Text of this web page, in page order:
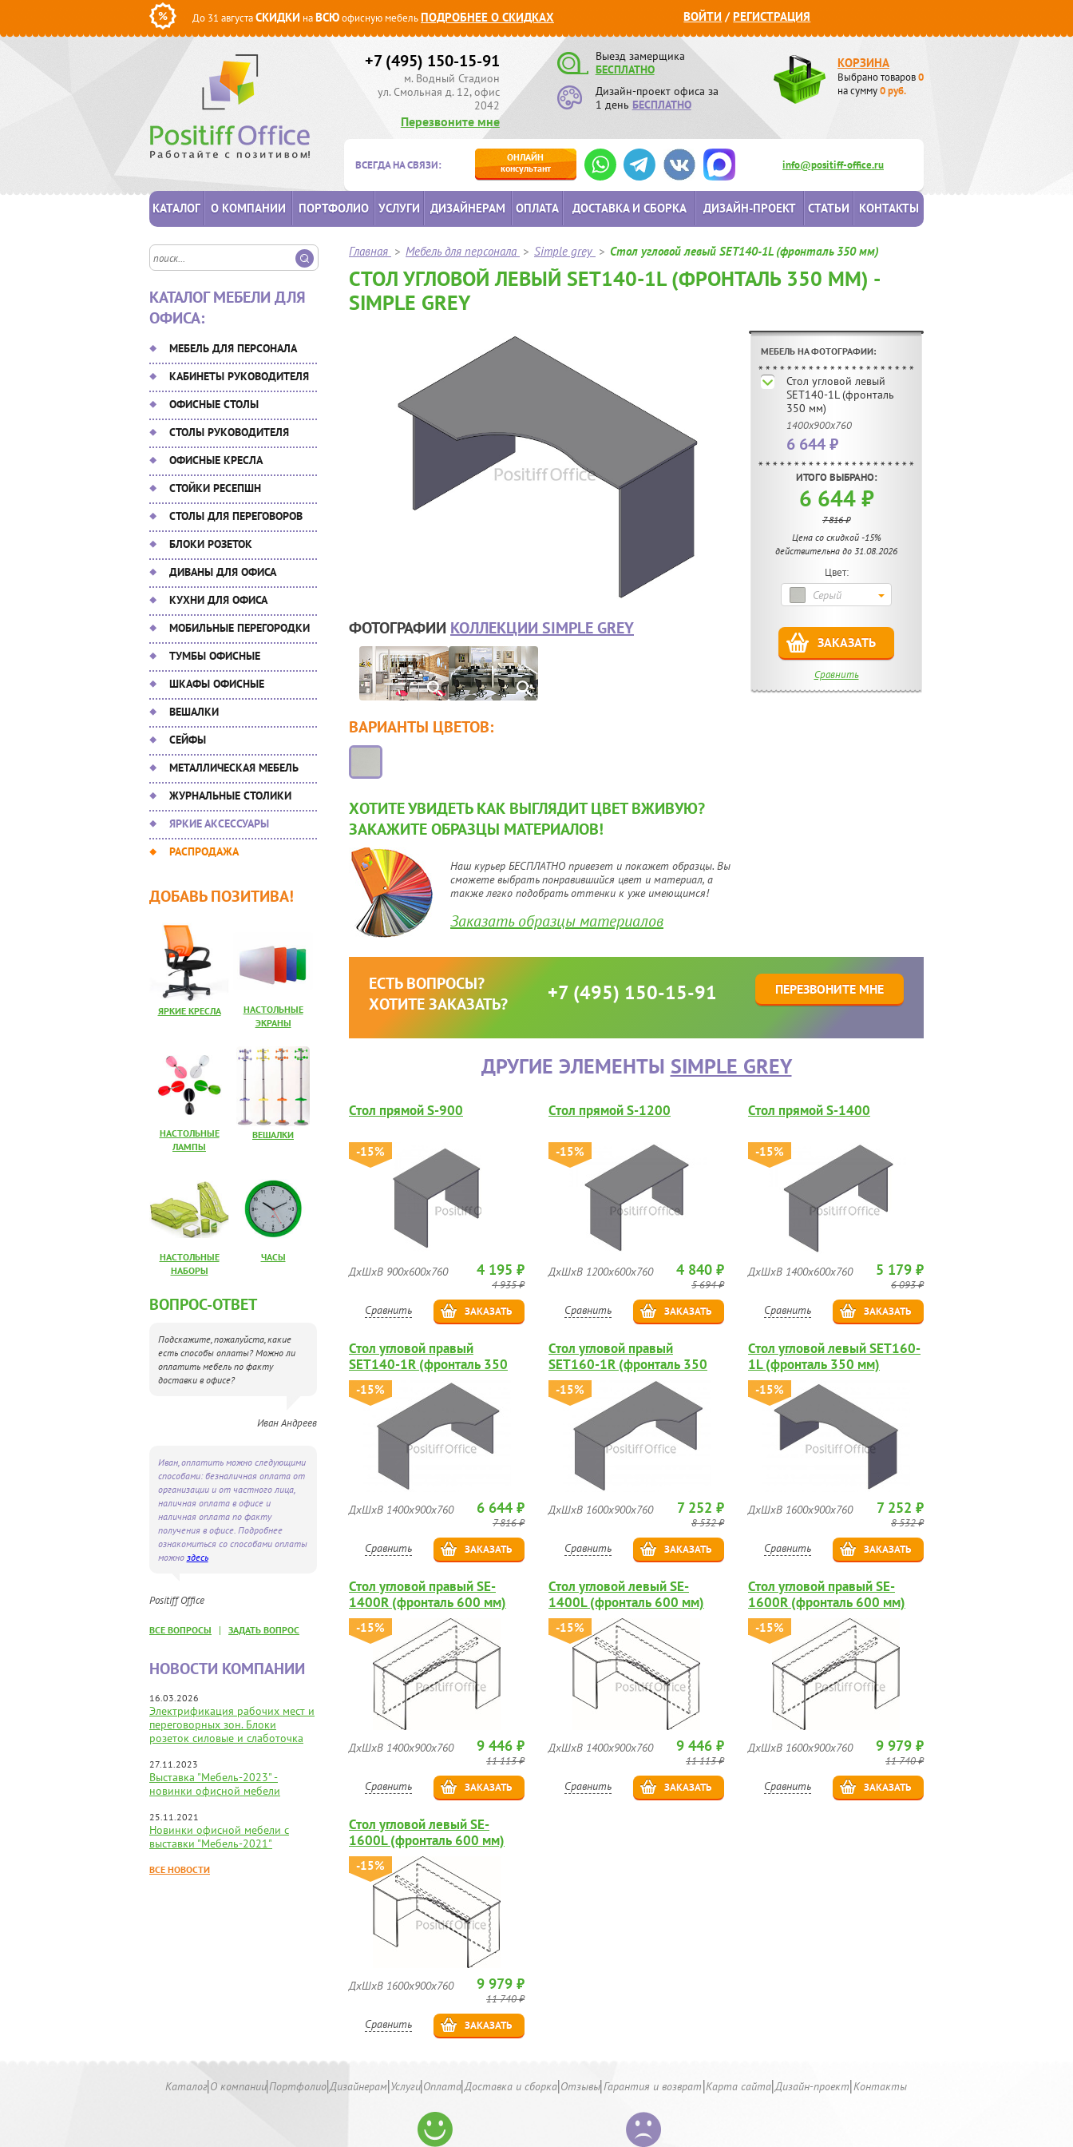
До 31 августаСКИДКИ наВСЮофисную мебельПОДРОБНЕЕ О СКИДКАХ ВОЙТИ /РЕГИСТРАЦИЯ
+7 (495) 150-15-91
м. Водный Стадион
ул. Смольная д. 12, офис
2042
Перезвоните мне
Выезд замерщика
БЕСПЛАТНО
Дизайн-проект офиса за
1 день БЕСПЛАТНО
КОРЗИНА
Выбрано товаров0
на сумму0руб.
ВСЕГДА НА СВЯЗИ:
ОНЛАЙН
консультант
info@positiff-office.ru
КАТАЛОГ О КОМПАНИИ ПОРТФОЛИО УСЛУГИ ДИЗАЙНЕРАМ ОПЛАТА ДОСТАВКА И СБОРКА ДИЗАЙН-ПРОЕКТ СТАТЬИ КОНТАКТЫ
КАТАЛОГ МЕБЕЛИ ДЛЯ
ОФИСА:
МЕБЕЛЬ ДЛЯ ПЕРСОНАЛА
КАБИНЕТЫ РУКОВОДИТЕЛЯ
ОФИСНЫЕ СТОЛЫ
СТОЛЫ РУКОВОДИТЕЛЯ
ОФИСНЫЕ КРЕСЛА
СТОЙКИ РЕСЕПШН
СТОЛЫ ДЛЯ ПЕРЕГОВОРОВ
БЛОКИ РОЗЕТОК
ДИВАНЫ ДЛЯ ОФИСА
КУХНИ ДЛЯ ОФИСА
МОБИЛЬНЫЕ ПЕРЕГОРОДКИ
ТУМБЫ ОФИСНЫЕ
ШКАФЫ ОФИСНЫЕ
ВЕШАЛКИ
СЕЙФЫ
МЕТАЛЛИЧЕСКАЯ МЕБЕЛЬ
ЖУРНАЛЬНЫЕ СТОЛИКИ
ЯРКИЕ АКСЕССУАРЫ
РАСПРОДАЖА
ДОБАВЬ ПОЗИТИВА!
ЯРКИЕ КРЕСЛА
НАСТОЛЬНЫЕ
ЭКРАНЫ
НАСТОЛЬНЫЕ
ЛАМПЫ
ВЕШАЛКИ
НАСТОЛЬНЫЕ
НАБОРЫ
ЧАСЫ
ВОПРОС-ОТВЕТ
Подскажите, пожалуйста, какие
есть способы оплаты? Можно ли
оплатить мебель по факту
доставки в офисе?
Иван Андреев
Иван, оплатить можно следующими
способами: безналичная оплата от
организации и от частного лица,
наличная оплата в офисе и
наличная оплата по факту
получения в офисе. Подробнее
ознакомиться со способами оплаты
можно здесь
Positiff Office
ВСЕ ВОПРОСЫ | ЗАДАТЬ ВОПРОС
НОВОСТИ КОМПАНИИ
16.03.2026
Электрификация рабочих мест и
переговорных зон. Блоки
розеток силовые и слаботочка
27.11.2023
Выставка "Мебель-2023" -
новинки офисной мебели
25.11.2021
Новинки офисной мебели с
выставки "Мебель-2021"
ВСЕ НОВОСТИ
Главная > Мебель для персонала > Simple grey > Стол угловой левый SET140-1L (фронталь 350 мм)
СТОЛ УГЛОВОЙ ЛЕВЫЙ SET140-1L (ФРОНТАЛЬ 350 ММ) -
SIMPLE GREY
ФОТОГРАФИИ КОЛЛЕКЦИИ SIMPLE GREY
МЕБЕЛЬ НА ФОТОГРАФИИ:
Стол угловой левый
SET140-1L (фронталь
350 мм)
1400х900х760
6 644 ₽
ИТОГО ВЫБРАНО:
6 644 ₽
7 816 ₽
Цена со скидкой -15%
действительна до 31.08.2026
Цвет:
Серый
ЗАКАЗАТЬ
Сравнить
ВАРИАНТЫ ЦВЕТОВ:
ХОТИТЕ УВИДЕТЬ КАК ВЫГЛЯДИТ ЦВЕТ ВЖИВУЮ?
ЗАКАЖИТЕ ОБРАЗЦЫ МАТЕРИАЛОВ!
Наш курьер БЕСПЛАТНО привезет и покажет образцы. Вы
сможете выбрать понравившийся цвет и материал, а
также легко подобрать оттенки к уже имеющимся!
Заказать образцы материалов
ЕСТЬ ВОПРОСЫ?
ХОТИТЕ ЗАКАЗАТЬ?
+7 (495) 150-15-91 ПЕРЕЗВОНИТЕ МНЕ
ДРУГИЕ ЭЛЕМЕНТЫ SIMPLE GREY
Стол прямой S-900
-15%
ДхШхВ 900х600х760 4 195 ₽
4 935 ₽
Сравнить ЗАКАЗАТЬ
Стол прямой S-1200
-15%
ДхШхВ 1200х600х760 4 840 ₽
5 694 ₽
Сравнить ЗАКАЗАТЬ
Стол прямой S-1400
-15%
ДхШхВ 1400х600х760 5 179 ₽
6 093 ₽
Сравнить ЗАКАЗАТЬ
Стол угловой правый
SET140-1R (фронталь 350
мм)
-15%
ДхШхВ 1400х900х760 6 644 ₽
7 816 ₽
Сравнить ЗАКАЗАТЬ
Стол угловой правый
SET160-1R (фронталь 350
мм)
-15%
ДхШхВ 1600х900х760 7 252 ₽
8 532 ₽
Сравнить ЗАКАЗАТЬ
Стол угловой левый SET160-
1L (фронталь 350 мм)
-15%
ДхШхВ 1600х900х760 7 252 ₽
8 532 ₽
Сравнить ЗАКАЗАТЬ
Стол угловой правый SE-
1400R (фронталь 600 мм)
-15%
ДхШхВ 1400х900х760 9 446 ₽
11 113 ₽
Сравнить ЗАКАЗАТЬ
Стол угловой левый SE-
1400L (фронталь 600 мм)
-15%
ДхШхВ 1400х900х760 9 446 ₽
11 113 ₽
Сравнить ЗАКАЗАТЬ
Стол угловой правый SE-
1600R (фронталь 600 мм)
-15%
ДхШхВ 1600х900х760 9 979 ₽
11 740 ₽
Сравнить ЗАКАЗАТЬ
Стол угловой левый SE-
1600L (фронталь 600 мм)
-15%
ДхШхВ 1600х900х760 9 979 ₽
11 740 ₽
Сравнить ЗАКАЗАТЬ
Каталог О компанииПортфолио Дизайнерам Услуги Оплата Доставка и сборка Отзывы Гарантия и возврат Карта сайта Дизайн-проект Контакты